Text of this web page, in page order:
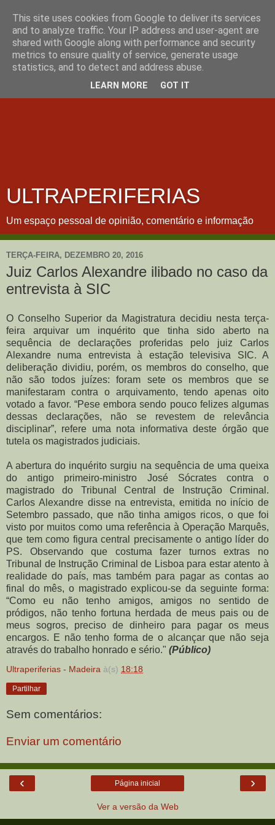
ULTRAPERIFERIAS
Um espaço pessoal de opinião, comentário e informação
TERÇA-FEIRA, DEZEMBRO 20, 2016
Juiz Carlos Alexandre ilibado no caso da
entrevista à SIC
O Conselho Superior da Magistratura decidiu nesta terça-
feira arquivar um inquérito que tinha sido aberto na
sequência de declarações proferidas pelo juiz Carlos
Alexandre numa entrevista à estação televisiva SIC. A
deliberação dividiu, porém, os membros do conselho, que
não são todos juízes: foram sete os membros que se
manifestaram contra o arquivamento, tendo apenas oito
votado a favor. “Pese embora sendo pouco felizes algumas
dessas declarações, não se revestem de relevância
disciplinar”, refere uma nota informativa deste órgão que
tutela os magistrados judiciais.
A abertura do inquérito surgiu na sequência de uma queixa
do antigo primeiro-ministro José Sócrates contra o
magistrado do Tribunal Central de Instrução Criminal.
Carlos Alexandre disse na entrevista, emitida no início de
Setembro passado, que não tinha amigos ricos, o que foi
visto por muitos como uma referência à Operação Marquês,
que tem como figura central precisamente o antigo líder do
PS. Observando que costuma fazer turnos extras no
Tribunal de Instrução Criminal de Lisboa para estar atento à
realidade do país, mas também para pagar as contas ao
final do mês, o magistrado explicou-se da seguinte forma:
“Como eu não tenho amigos, amigos no sentido de
pródigos, não tenho fortuna herdada de meus pais ou de
meus sogros, preciso de dinheiro para pagar os meus
encargos. E não tenho forma de o alcançar que não seja
através do trabalho honrado e sério." (Público)
Ultraperiferias - Madeira à(s) 18:18
Partilhar
Sem comentários:
Enviar um comentário
‹ ›
Página inicial
Ver a versão da Web
This site uses cookies from Google to deliver its services
and to analyze traffic. Your IP address and user-agent are
shared with Google along with performance and security
metrics to ensure quality of service, generate usage
statistics, and to detect and address abuse.
LEARN MORE GOT IT